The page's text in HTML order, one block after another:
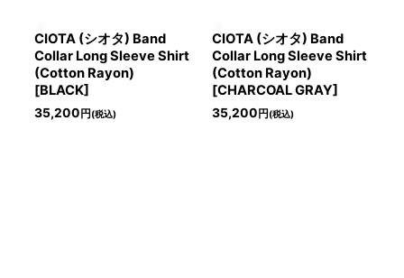
CIOTA (シオタ) Band
Collar Long Sleeve Shirt
(Cotton Rayon)
[BLACK]
35,200 円 (税込)
CIOTA (シオタ) Band
Collar Long Sleeve Shirt
(Cotton Rayon)
[CHARCOAL GRAY]
35,200 円 (税込)